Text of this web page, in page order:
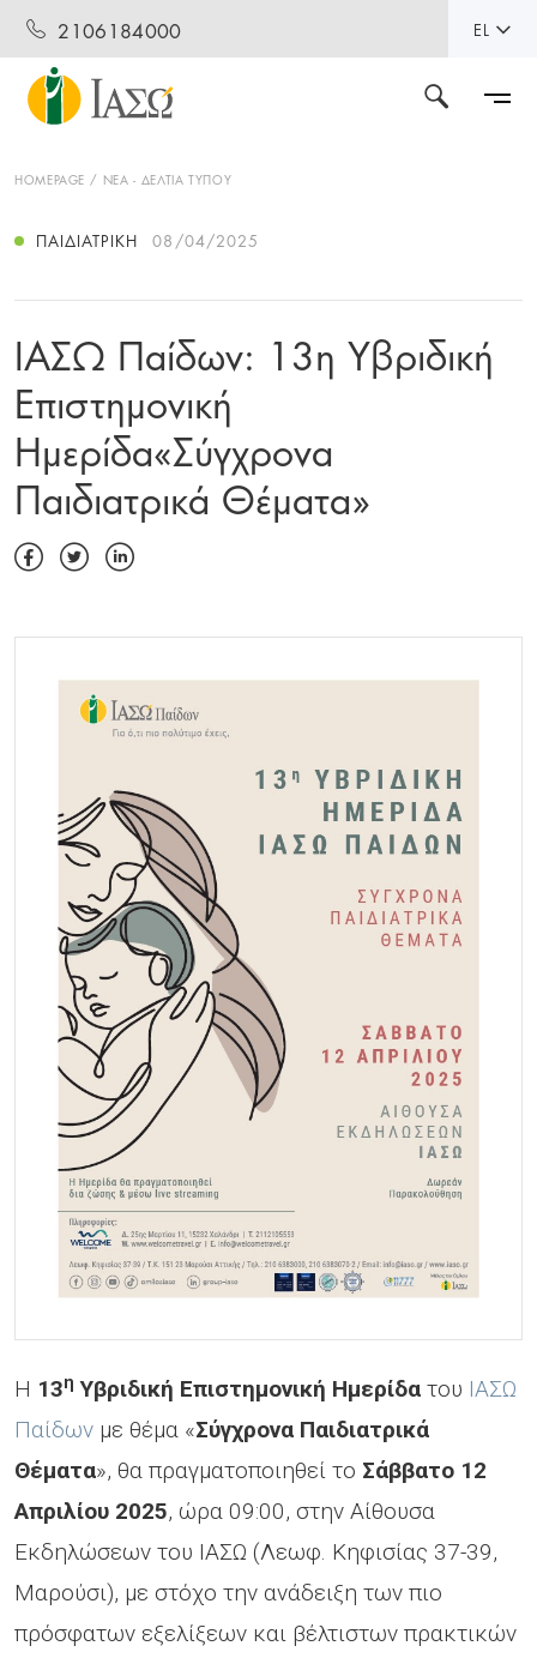
2106184000 EL
HOMEPAGE ΝΕΑ - ΔΕΛΤΙΑ ΤΥΠΟΥ
ΠΑΙΔΙΑΤΡΙΚΉ 08/04/2025
ΙΑΣΩ Παίδων: 13η Υβριδική
Επιστημονική
Ημερίδα«Σύγχρονα
Παιδιατρικά Θέματα»
Η 13η Υβριδική Επιστημονική Ημερίδα του ΙΑΣΩ
Παίδων με θέμα «Σύγχρονα Παιδιατρικά
Θέματα», θα πραγματοποιηθεί το Σάββατο 12
Απριλίου 2025, ώρα 09:00, στην Αίθουσα
Εκδηλώσεων του ΙΑΣΩ (Λεωφ. Κηφισίας 37-39,
Μαρούσι), με στόχο την ανάδειξη των πιο
πρόσφατων εξελίξεων και βέλτιστων πρακτικών